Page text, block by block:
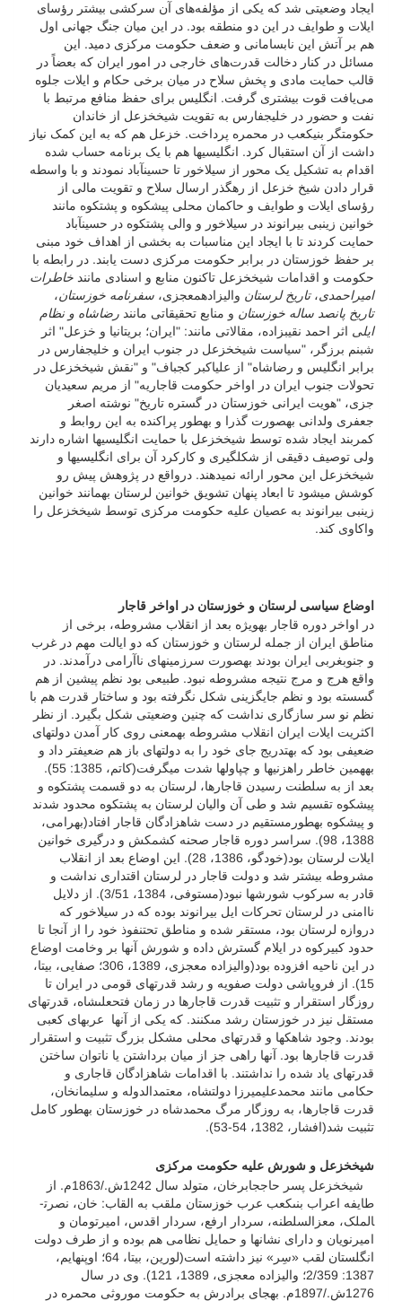
ایجاد وضعیتی شد که یکی از مؤلفه‌های آن سرکشی بیشتر رؤسای
ایلات و طوایف در این دو منطقه بود. در این میان جنگ جهانی اول
هم بر آتش این نابسامانی و ضعف حکومت مرکزی دمید. این
مسائل در کنار دخالت قدرت‌های خارجی در امور ایران که بعضاً در
قالب حمایت مادی و پخش سلاح در میان برخی حکام و ایلات جلوه
می‌یافت قوت بیشتری گرفت. انگلیس برای حفظ منافع مرتبط با
نفت و حضور در خلیج­فارس به تقویت شیخ­خزعل از خاندان
حکومتگر بنی­کعب در محمره پرداخت. خزعل هم که به این کمک نیاز
داشت از آن استقبال کرد. انگلیسی­ها هم با یک برنامه حساب شده
اقدام به تشکیل یک محور از سیلاخور تا حسین­آباد نمودند و با واسطه
قرار دادن شیخ خزعل از رهگذر ارسال سلاح و تقویت مالی از
رؤسای ایلات و طوایف و حاکمان محلی پیشکوه و پشتکوه مانند
خوانین زینبی بیرانوند در سیلاخور و والی پشتکوه در حسین­آباد
حمایت کردند تا با ایجاد این مناسبات به بخشی از اهداف خود مبنی
بر حفظ خوزستان در برابر حکومت مرکزی دست یابند. در رابطه با
حکومت و اقدامات شیخ­خزعل تاکنون منابع و اسنادی مانند خاطرات
امیراحمدی،تاریخ لرستان والی­زاده­معجزی، سفرنامه خوزستان،
تاریخ پانصد ساله خوزستان و منابع تحقیقاتی مانند رضاشاه و نظام
ایلی اثر احمد نقیب­زاده، مقالاتی مانند: "ایران؛ بریتانیا و خزعل" اثر
شبنم برزگر، "سیاست شیخ­خزعل در جنوب ایران و خلیج­فارس در
برابر انگلیس و رضاشاه" از علی­اکبر کجباف" و "نقش شیخ­خزعل در
تحولات جنوب ایران در اواخر حکومت قاجاریه" از مریم سعیدیان
جزی، "هویت ایرانی خوزستان در گستره تاریخ" نوشته اصغر
جعفری ولدانی به­صورت گذرا و به­طور پراکنده به این روابط و
کمربند ایجاد شده توسط شیخ­خزعل با حمایت انگلیسی­ها اشاره دارند
ولی توصیف دقیقی از شکل­گیری و کارکرد آن برای انگلیسی­ها و
شیخ­خزعل این محور ارائه نمی­دهند. درواقع در پژوهش پیش رو
کوشش می­شود تا ابعاد پنهان تشویق خوانین لرستان به­مانند خوانین
زینبی بیرانوند به عصیان علیه حکومت مرکزی توسط شیخ­خزعل را
واکاوی کند.
اوضاع سیاسی لرستان و خوزستان در اواخر قاجار
در اواخر دوره قاجار به­ویژه بعد از انقلاب مشروطه، برخی از
مناطق ایران از جمله لرستان و خوزستان که دو ایالت مهم در غرب
و جنوب­غربی ایران بودند به­صورت سرزمین­های ناآرامی درآمدند. در
واقع هرج و مرج نتیجه مشروطه نبود. طبیعی بود نظم پیشین از هم
گسسته بود و نظم جایگزینی شکل نگرفته بود و ساختار قدرت هم با
نظم نو سر سازگاری نداشت که چنین وضعیتی شکل بگیرد. از نظر
اکثریت ایلات ایران انقلاب مشروطه به­معنی روی کار آمدن دولت­های
ضعیفی بود که به­تدریج جای خود را به دولت­های باز هم ضعیف­تر داد و
به­همین خاطر راهزنی­ها و چپاول­ها شدت می­گرفت(کاتم، 1385: 55).
بعد از به سلطنت رسیدن قاجارها، لرستان به دو قسمت پشتکوه و
پیشکوه تقسیم شد و طی آن والیان لرستان به پشتکوه محدود شدند
و پیشکوه به­طورمستقیم در دست شاهزادگان قاجار افتاد(بهرامی،
1388، 98). سراسر دوره قاجار صحنه کشمکش و درگیری خوانین
ایلات لرستان بود(خودگو، 1386، 28). این اوضاع بعد از انقلاب
مشروطه بیشتر شد و دولت قاجار در لرستان اقتداری نداشت و
قادر به سرکوب شورش­ها نبود(مستوفی، 1384، 3/51). از دلایل
ناامنی در لرستان تحرکات ایل بیرانوند بوده که در سیلاخور که
دروازه لرستان بود، مستقر شده و مناطق تحت­نفوذ خود را از آنجا تا
حدود کبیرکوه در ایلام گسترش داده و شورش آنها بر وخامت اوضاع
در این ناحیه افزوده بود(والی­زاده معجزی، 1389، 306؛ صفایی، بی­تا،
15). از فروپاشى دولت صفویه و رشد قدرت‏هاى قومى در ایران تا
روزگار استقرار و تثبیت قدرت قاجارها در زمان فتحعلى­شاه، قدرت‏هاى
مستقل نیز در خوزستان رشد مى‏کنند. که یکی از آنها عرب‏هاى کعبى
بودند. وجود شاهک‏ها و قدرت‏هاى محلى مشکل بزرگ تثبیت و استقرار
قدرت قاجارها بود. آنها راهى جز از میان برداشتن یا ناتوان ساختن
قدرت‏هاى یاد شده را نداشتند. با اقدامات شاهزادگان قاجاری و
حکامی مانند محمدعلی­میرزا دولتشاه، معتمدالدوله و سلیمان­خان،
قدرت قاجارها، به روزگار مرگ محمدشاه در خوزستان به­طور کامل
تثبیت شد(افشار، 1382، 54-53).
شیخ­خزعل و شورش علیه حکومت مرکزی
شیخ­خزعل پسر حاج­جابرخان، متولد سال 1242ش./1863م. از
طایفه اعراب بنى­کعب عرب خوزستان ملقب به القاب: خان، نصرت­
الملک، معزالسلطنه، سردار ارفع، سردار اقدس، امیرتومان و
امیرنویان و داراى نشان­ها و حمایل نظامى هم بوده و از طرف دولت
انگلستان لقب «سِر» نیز داشته است(لورین، بی­تا، 64؛ اوپنهایم،
1387: 2/359؛ والی­زاده معجزی، 1389، 121). وی در سال
1276ش./1897م. به­جای برادرش به حکومت موروثی محمره در